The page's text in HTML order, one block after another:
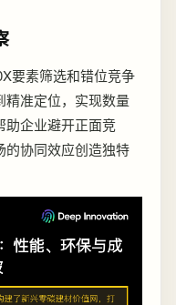
要素筛选和错位竞争
精准定位，实现数量
助企业避开正面竞
的协同效应创造独特